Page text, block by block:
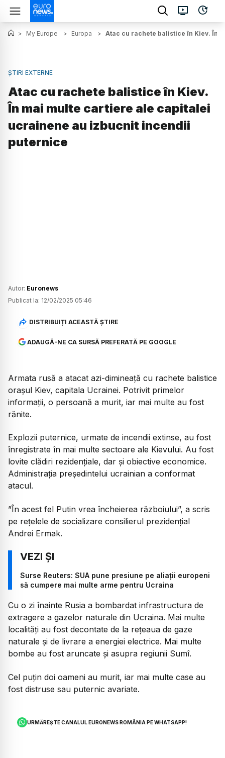
> My Europe > Europa > Atac cu rachete balistice în Kiev. În
ȘTIRI EXTERNE
Atac cu rachete balistice în Kiev.
În mai multe cartiere ale capitalei
ucrainene au izbucnit incendii
puternice
Autor: Euronews
Publicat la: 12/02/2025 05:46
DISTRIBUIȚI ACEASTĂ ȘTIRE
ADAUGĂ-NE CA SURSĂ PREFERATĂ PE GOOGLE
Armata rusă a atacat azi-dimineață cu rachete balistice
orașul Kiev, capitala Ucrainei. Potrivit primelor
informații, o persoană a murit, iar mai multe au fost
rănite.
Explozii puternice, urmate de incendii extinse, au fost
înregistrate în mai multe sectoare ale Kievului. Au fost
lovite clădiri rezidențiale, dar și obiective economice.
Administrația președintelui ucrainian a conformat
atacul.
”În acest fel Putin vrea încheierea războiului”, a scris
pe rețelele de socializare consilierul prezidențial
Andrei Ermak.
Surse Reuters: SUA pune presiune pe aliații europeni
să cumpere mai multe arme pentru Ucraina
Cu o zi înainte Rusia a bombardat infrastructura de
extragere a gazelor naturale din Ucraina. Mai multe
localități au fost decontate de la rețeaua de gaze
naturale și de livrare a energiei electrice. Mai multe
bombe au fost aruncate și asupra regiunii Sumî.
Cel puțin doi oameni au murit, iar mai multe case au
fost distruse sau puternic avariate.
URMĂREȘTE CANALUL EURONEWS ROMÂNIA PE WHATSAPP!